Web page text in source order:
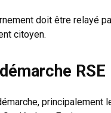
doit être relayé
citoyen.
RSE
principalement